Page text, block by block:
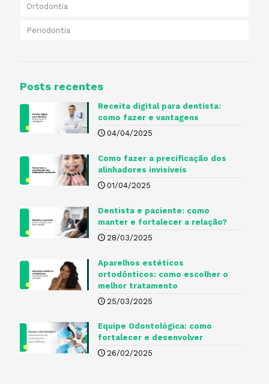
Ortodontia
Periodontia
Posts recentes
Receita digital para dentista​:
como fazer e vantagens
04/04/2025
Como fazer a precificação dos
alinhadores invisíveis
01/04/2025
Dentista e paciente: como
manter e fortalecer a relação?
28/03/2025
Aparelhos estéticos
ortodônticos: como escolher o
melhor tratamento
25/03/2025
Equipe Odontológica: como
fortalecer e desenvolver
26/02/2025